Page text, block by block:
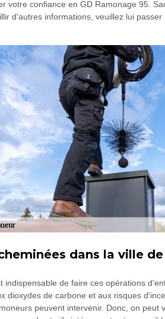
votre confiance en GD Ramonage 95.
d'autres informations, veuillez lui passer
dans la ville de
de faire ces opérations
dioxydes de carbone et aux risques
peuvent intervenir. Donc, on peut